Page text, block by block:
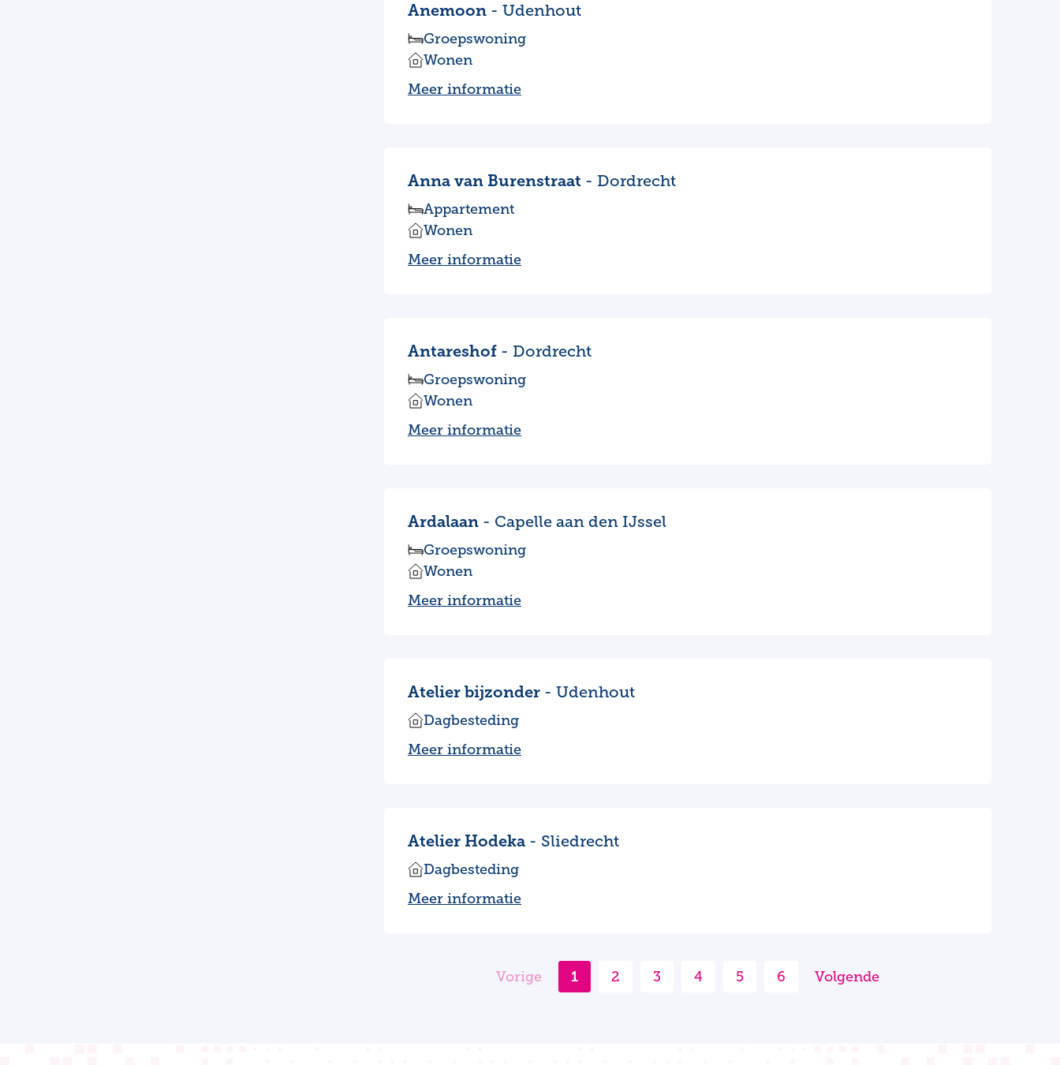
Anemoon - Udenhout
Groepswoning
Wonen
Meer informatie
Anna van Burenstraat - Dordrecht
Appartement
Wonen
Meer informatie
Antareshof - Dordrecht
Groepswoning
Wonen
Meer informatie
Ardalaan - Capelle aan den IJssel
Groepswoning
Wonen
Meer informatie
Atelier bijzonder - Udenhout
Dagbesteding
Meer informatie
Atelier Hodeka - Sliedrecht
Dagbesteding
Meer informatie
Vorige 1 2 3 4 5 6 Volgende